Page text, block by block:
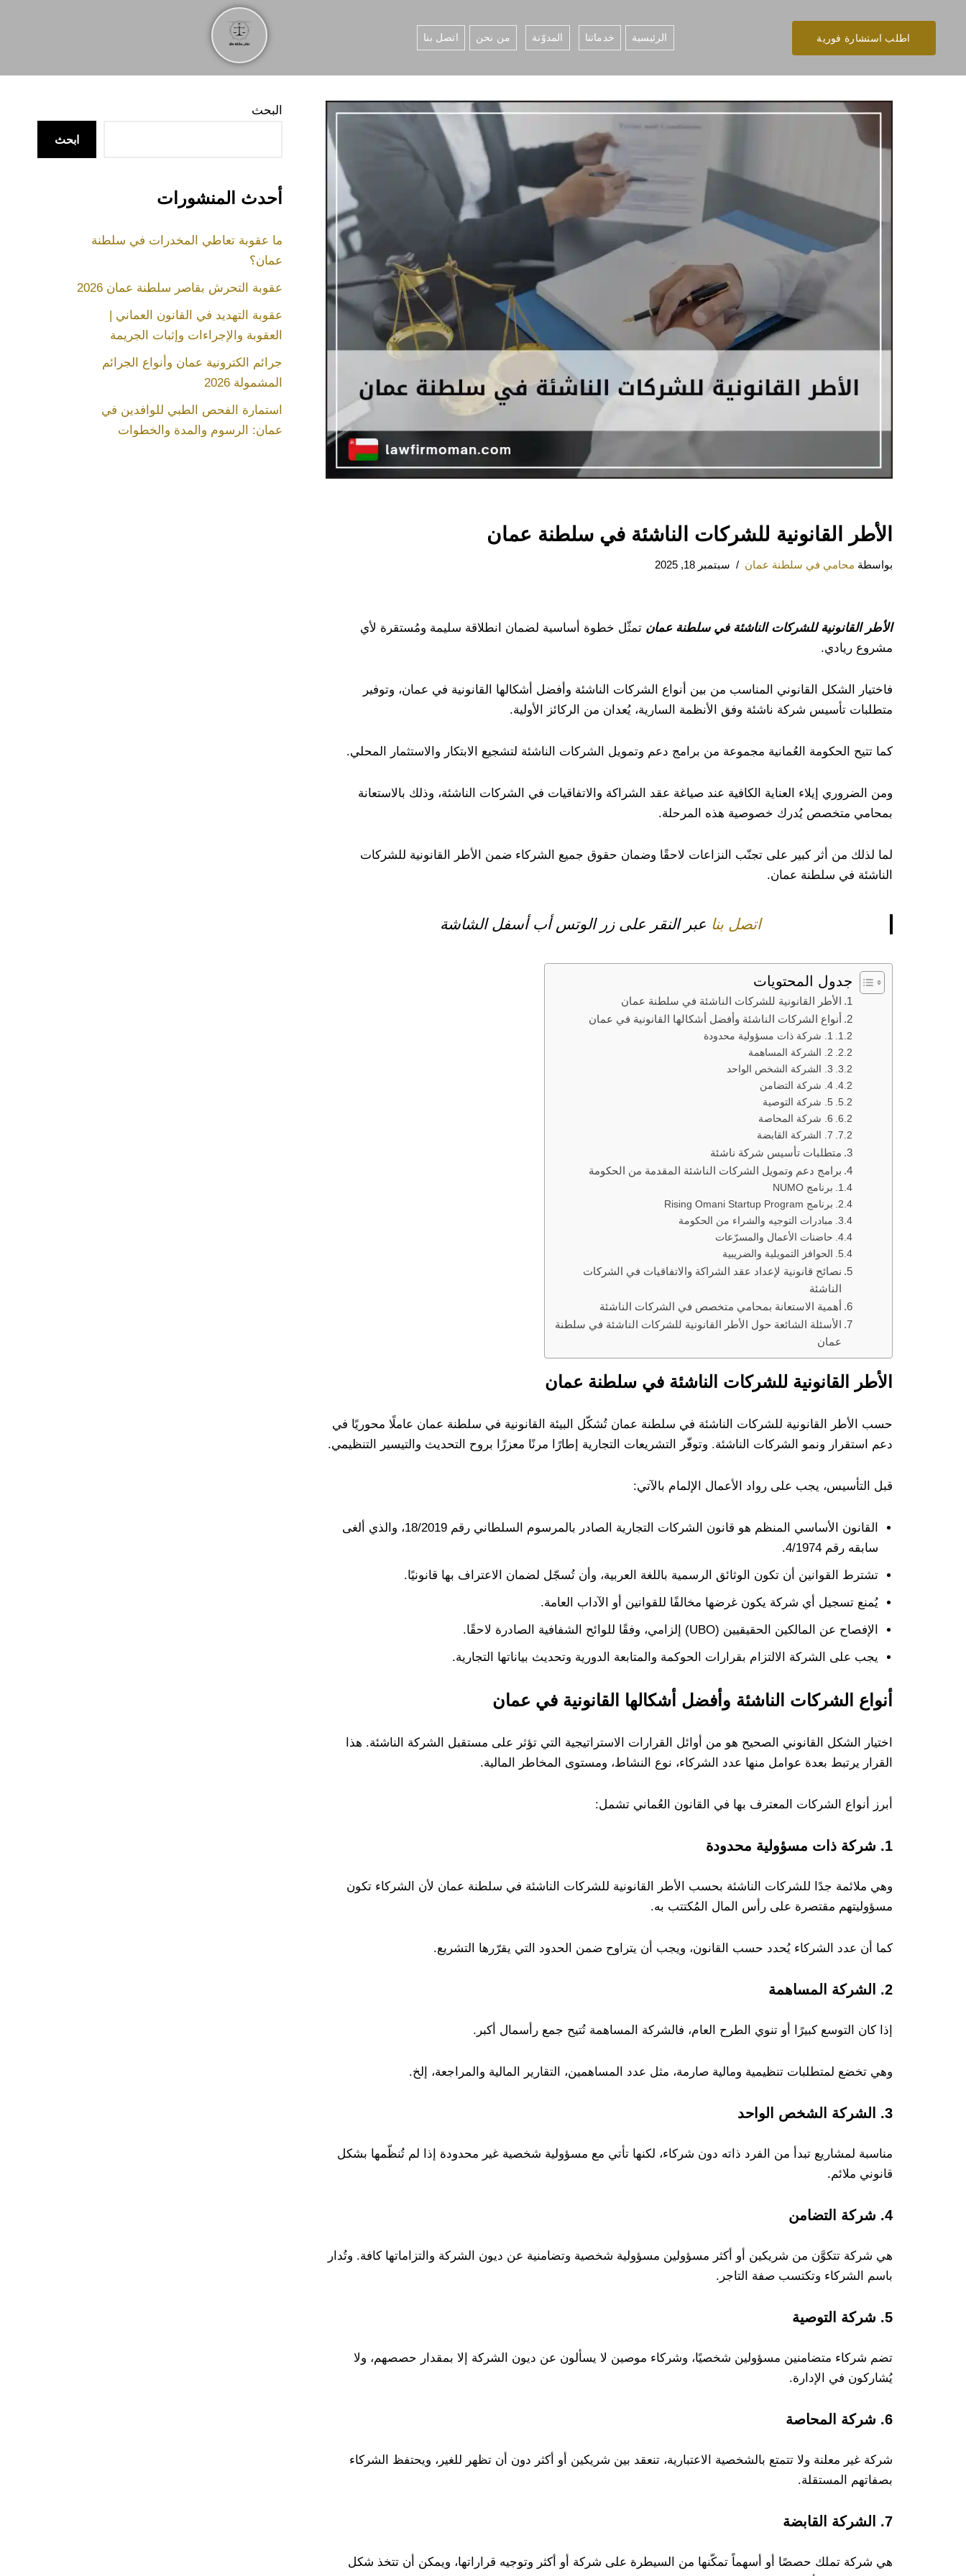
المحتوى
اطلب استشارة فورية الرئيسية خدماتنا المدوّنة من نحن اتصل بنا
الأطر القانونية للشركات الناشئة في سلطنة عمان
بواسطة محامي في سلطنة عمان سبتمبر 18, 2025
الأطر القانونية للشركات الناشئة في سلطنة عمان تمثّل خطوة أساسية لضمان انطلاقة سليمة ومُستقرة لأي
مشروع ريادي.
فاختيار الشكل القانوني المناسب من بين أنواع الشركات الناشئة وأفضل أشكالها القانونية في عمان، وتوفير
متطلبات تأسيس شركة ناشئة وفق الأنظمة السارية، يُعدان من الركائز الأولية.
كما تتيح الحكومة العُمانية مجموعة من برامج دعم وتمويل الشركات الناشئة لتشجيع الابتكار والاستثمار المحلي.
ومن الضروري إيلاء العناية الكافية عند صياغة عقد الشراكة والاتفاقيات في الشركات الناشئة، وذلك بالاستعانة
بمحامي متخصص يُدرك خصوصية هذه المرحلة.
لما لذلك من أثر كبير على تجنّب النزاعات لاحقًا وضمان حقوق جميع الشركاء ضمن الأطر القانونية للشركات
الناشئة في سلطنة عمان.
اتصل بنا عبر النقر على زر الوتس أب أسفل الشاشة
جدول المحتويات
الأطر القانونية للشركات الناشئة في سلطنة عمان
أنواع الشركات الناشئة وأفضل أشكالها القانونية في عمان
1. شركة ذات مسؤولية محدودة
2. الشركة المساهمة
3. الشركة الشخص الواحد
4. شركة التضامن
5. شركة التوصية
6. شركة المحاصة
7. الشركة القابضة
متطلبات تأسيس شركة ناشئة
برامج دعم وتمويل الشركات الناشئة المقدمة من الحكومة
برنامج NUMO
برنامج Rising Omani Startup Program
مبادرات التوجيه والشراء من الحكومة
حاضنات الأعمال والمسرّعات
الحوافز التمويلية والضريبية
نصائح قانونية لإعداد عقد الشراكة والاتفاقيات في الشركات
الناشئة
أهمية الاستعانة بمحامي متخصص في الشركات الناشئة
الأسئلة الشائعة حول الأطر القانونية للشركات الناشئة في سلطنة
عمان
الأطر القانونية للشركات الناشئة في سلطنة عمان
حسب الأطر القانونية للشركات الناشئة في سلطنة عمان تُشكّل البيئة القانونية في سلطنة عمان عاملًا محوريًا في
دعم استقرار ونمو الشركات الناشئة. وتوفّر التشريعات التجارية إطارًا مرنًا معززًا بروح التحديث والتيسير التنظيمي.
قبل التأسيس، يجب على رواد الأعمال الإلمام بالآتي:
القانون الأساسي المنظم هو قانون الشركات التجارية الصادر بالمرسوم السلطاني رقم 18/2019، والذي ألغى
سابقه رقم 4/1974.
تشترط القوانين أن تكون الوثائق الرسمية باللغة العربية، وأن تُسجّل لضمان الاعتراف بها قانونيًا.
يُمنع تسجيل أي شركة يكون غرضها مخالفًا للقوانين أو الآداب العامة.
الإفصاح عن المالكين الحقيقيين (UBO) إلزامي، وفقًا للوائح الشفافية الصادرة لاحقًا.
يجب على الشركة الالتزام بقرارات الحوكمة والمتابعة الدورية وتحديث بياناتها التجارية.
أنواع الشركات الناشئة وأفضل أشكالها القانونية في عمان
اختيار الشكل القانوني الصحيح هو من أوائل القرارات الاستراتيجية التي تؤثر على مستقبل الشركة الناشئة. هذا
القرار يرتبط بعدة عوامل منها عدد الشركاء، نوع النشاط، ومستوى المخاطر المالية.
أبرز أنواع الشركات المعترف بها في القانون العُماني تشمل:
1. شركة ذات مسؤولية محدودة
وهي ملائمة جدًا للشركات الناشئة بحسب الأطر القانونية للشركات الناشئة في سلطنة عمان لأن الشركاء تكون
مسؤوليتهم مقتصرة على رأس المال المُكتتب به.
كما أن عدد الشركاء يُحدد حسب القانون، ويجب أن يتراوح ضمن الحدود التي يقرّرها التشريع.
2. الشركة المساهمة
إذا كان التوسع كبيرًا أو تنوي الطرح العام، فالشركة المساهمة تُتيح جمع رأسمال أكبر.
وهي تخضع لمتطلبات تنظيمية ومالية صارمة، مثل عدد المساهمين، التقارير المالية والمراجعة، إلخ.
3. الشركة الشخص الواحد
مناسبة لمشاريع تبدأ من الفرد ذاته دون شركاء، لكنها تأتي مع مسؤولية شخصية غير محدودة إذا لم تُنظّمها بشكل
قانوني ملائم.
4. شركة التضامن
هي شركة تتكوَّن من شريكين أو أكثر مسؤولين مسؤولية شخصية وتضامنية عن ديون الشركة والتزاماتها كافة. وتُدار
باسم الشركاء وتكتسب صفة التاجر.
5. شركة التوصية
تضم شركاء متضامنين مسؤولين شخصيًا، وشركاء موصين لا يسألون عن ديون الشركة إلا بمقدار حصصهم، ولا
يُشاركون في الإدارة.
6. شركة المحاصة
شركة غير معلنة ولا تتمتع بالشخصية الاعتبارية، تنعقد بين شريكين أو أكثر دون أن تظهر للغير، ويحتفظ الشركاء
بصفاتهم المستقلة.
7. الشركة القابضة
هي شركة تملك حصصًا أو أسهماً تمكّنها من السيطرة على شركة أو أكثر وتوجيه قراراتها، ويمكن أن تتخذ شكل
البحث
ابحث
أحدث المنشورات
ما عقوبة تعاطي المخدرات في سلطنة
عمان؟
عقوبة التحرش بقاصر سلطنة عمان 2026
عقوبة التهديد في القانون العماني |
العقوبة والإجراءات وإثبات الجريمة
جرائم الكترونية عمان وأنواع الجرائم
المشمولة 2026
استمارة الفحص الطبي للوافدين في
عمان: الرسوم والمدة والخطوات